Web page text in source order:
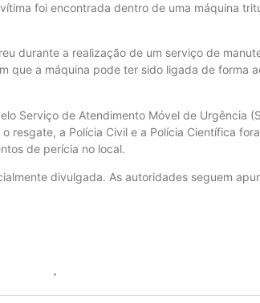
foi encontrada dentro de uma máquina
durante a realização de um serviço de
que a máquina pode ter sido ligada de forma
Serviço de Atendimento Móvel de Urgência
resgate, a Polícia Civil e a Polícia Científica
de perícia no local.
divulgada. As autoridades seguem